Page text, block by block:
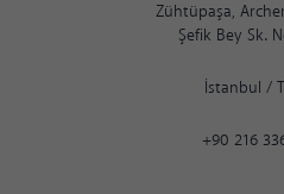
Zühtüpaşa,
Şefik Bey Sk.
İstanbul /
+90 216